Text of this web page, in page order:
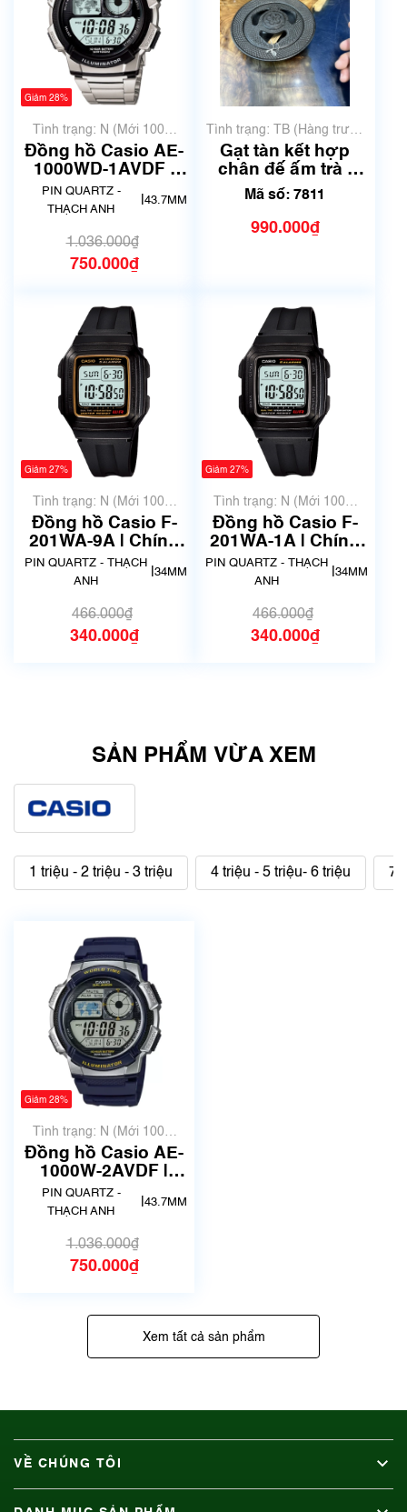
Giảm 28%
Tình trạng: N (Mới 100%
chưa qua sử dụng)
Đồng hồ Casio AE-
1000WD-1AVDF |
Chính hãng
PIN QUARTZ -
THẠCH ANH
43.7MM
1.036.000₫
750.000₫
Tình trạng: TB (Hàng trưng
bày, thanh lý)
Gạt tàn kết hợp
chân đế ấm trà |
Đường Kính 15cm |
Mã số: 7811
990.000₫
Giảm 27%
Tình trạng: N (Mới 100%
chưa qua sử dụng)
Đồng hồ Casio F-
201WA-9A | Chính
hãng
PIN QUARTZ - THẠCH
ANH
34MM
466.000₫
340.000₫
Giảm 27%
Tình trạng: N (Mới 100%
chưa qua sử dụng)
Đồng hồ Casio F-
201WA-1A | Chính
hãng
PIN QUARTZ - THẠCH
ANH
34MM
466.000₫
340.000₫
SẢN PHẨM VỪA XEM
1 triệu - 2 triệu - 3 triệu 4 triệu - 5 triệu- 6 triệu 7
Giảm 28%
Tình trạng: N (Mới 100%
chưa qua sử dụng)
Đồng hồ Casio AE-
1000W-2AVDF |
Chính hãng
PIN QUARTZ -
THẠCH ANH
43.7MM
1.036.000₫
750.000₫
Xem tất cả sản phẩm
VỀ CHÚNG TÔI